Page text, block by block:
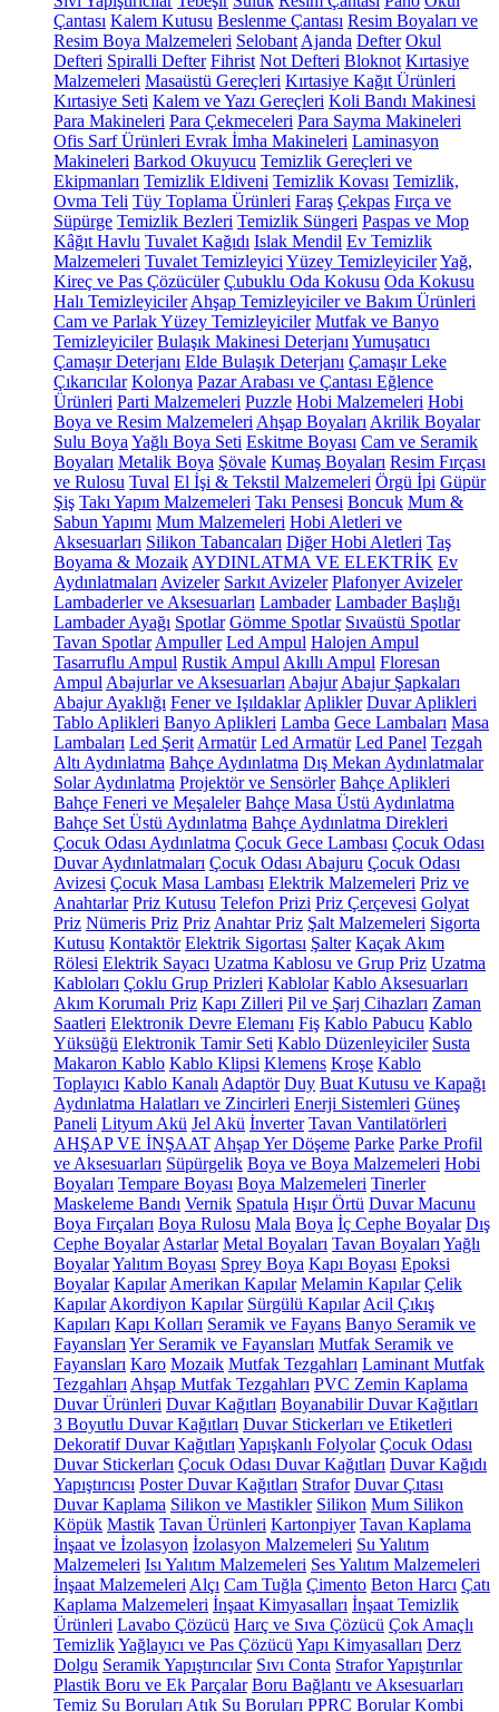
Çantası Kalem Kutusu Beslenme Çantası Resim Boyaları ve
Resim Boya Malzemeleri Selobant Ajanda Defter Okul
Defteri Spiralli Defter Fihrist Not Defteri Bloknot Kırtasiye
Malzemeleri Masaüstü Gereçleri Kırtasiye Kağıt Ürünleri
Kırtasiye Seti Kalem ve Yazı Gereçleri Koli Bandı Makinesi
Para Makineleri Para Çekmeceleri Para Sayma Makineleri
Ofis Sarf Ürünleri Evrak İmha Makineleri Laminasyon
Makineleri Barkod Okuyucu Temizlik Gereçleri ve
Ekipmanları Temizlik Eldiveni Temizlik Kovası Temizlik,
Ovma Teli Tüy Toplama Ürünleri Faraş Çekpas Fırça ve
Süpürge Temizlik Bezleri Temizlik Süngeri Paspas ve Mop
Kâğıt Havlu Tuvalet Kağıdı Islak Mendil Ev Temizlik
Malzemeleri Tuvalet Temizleyici Yüzey TemizleyicilerYağ,
Kireç ve Pas Çözücüler Çubuklu Oda Kokusu Oda Kokusu
Halı Temizleyiciler Ahşap Temizleyiciler ve Bakım Ürünleri
Cam ve Parlak Yüzey Temizleyiciler Mutfak ve Banyo
Temizleyiciler Bulaşık Makinesi Deterjanı Yumuşatıcı
Çamaşır Deterjanı Elde Bulaşık Deterjanı Çamaşır Leke
Çıkarıcılar Kolonya Pazar Arabası ve Çantası Eğlence
Ürünleri Parti Malzemeleri Puzzle Hobi Malzemeleri Hobi
Boya ve Resim Malzemeleri Ahşap Boyaları Akrilik Boyalar
Sulu Boya Yağlı Boya Seti Eskitme Boyası Cam ve Seramik
Boyaları Metalik Boya Şövale Kumaş Boyaları Resim Fırçası
ve Rulosu Tuval El İşi & Tekstil Malzemeleri Örgü İpi Güpür
Şiş Takı Yapım Malzemeleri Takı Pensesi Boncuk Mum &
Sabun Yapımı Mum Malzemeleri Hobi Aletleri ve
Aksesuarları Silikon Tabancaları Diğer Hobi Aletleri Taş
Boyama & Mozaik AYDINLATMA VE ELEKTRİK Ev
Aydınlatmaları Avizeler Sarkıt Avizeler Plafonyer Avizeler
Lambaderler ve Aksesuarları Lambader Lambader Başlığı
Lambader Ayağı Spotlar Gömme Spotlar Sıvaüstü Spotlar
Tavan Spotlar Ampuller Led Ampul Halojen Ampul
Tasarruflu Ampul Rustik Ampul Akıllı Ampul Floresan
Ampul Abajurlar ve Aksesuarları Abajur Abajur Şapkaları
Abajur Ayaklığı Fener ve Işıldaklar Aplikler Duvar Aplikleri
Tablo Aplikleri Banyo Aplikleri Lamba Gece Lambaları Masa
Lambaları Led Şerit Armatür Led Armatür Led Panel Tezgah
Altı Aydınlatma Bahçe Aydınlatma Dış Mekan Aydınlatmalar
Solar Aydınlatma Projektör ve Sensörler Bahçe Aplikleri
Bahçe Feneri ve Meşaleler Bahçe Masa Üstü Aydınlatma
Bahçe Set Üstü Aydınlatma Bahçe Aydınlatma Direkleri
Çocuk Odası Aydınlatma Çocuk Gece Lambası Çocuk Odası
Duvar Aydınlatmaları Çocuk Odası Abajuru Çocuk Odası
Avizesi Çocuk Masa Lambası Elektrik Malzemeleri Priz ve
Anahtarlar Priz Kutusu Telefon Prizi Priz Çerçevesi Golyat
Priz Nümeris Priz Priz Anahtar Priz Şalt Malzemeleri Sigorta
Kutusu Kontaktör Elektrik Sigortası Şalter Kaçak Akım
Rölesi Elektrik Sayacı Uzatma Kablosu ve Grup Priz Uzatma
Kabloları Çoklu Grup Prizleri Kablolar Kablo Aksesuarları
Akım Korumalı Priz Kapı Zilleri Pil ve Şarj Cihazları Zaman
Saatleri Elektronik Devre Elemanı Fiş Kablo Pabucu Kablo
Yüksüğü Elektronik Tamir Seti Kablo Düzenleyiciler Susta
Makaron Kablo Kablo Klipsi Klemens Kroşe Kablo
Toplayıcı Kablo Kanalı Adaptör Duy Buat Kutusu ve Kapağı
Aydınlatma Halatları ve Zincirleri Enerji Sistemleri Güneş
Paneli Lityum Akü Jel Akü İnverter Tavan Vantilatörleri
AHŞAP VE İNŞAAT Ahşap Yer Döşeme Parke Parke Profil
ve Aksesuarları Süpürgelik Boya ve Boya Malzemeleri Hobi
Boyaları Tempare Boyası Boya Malzemeleri Tinerler
Maskeleme Bandı Vernik Spatula Hışır Örtü Duvar Macunu
Boya Fırçaları Boya Rulosu Mala Boya İç Cephe Boyalar Dış
Cephe Boyalar Astarlar Metal Boyaları Tavan Boyaları Yağlı
BoyalarYalıtım Boyası Sprey Boya Kapı Boyası Epoksi
Boyalar Kapılar Amerikan Kapılar Melamin Kapılar Çelik
Kapılar Akordiyon Kapılar Sürgülü Kapılar Acil Çıkış
Kapıları Kapı Kolları Seramik ve Fayans Banyo Seramik ve
Fayansları Yer Seramik ve Fayansları Mutfak Seramik ve
Fayansları Karo Mozaik Mutfak Tezgahları Laminant Mutfak
Tezgahları Ahşap Mutfak Tezgahları PVC Zemin Kaplama
Duvar Ürünleri Duvar Kağıtları Boyanabilir Duvar Kağıtları
3 Boyutlu Duvar Kağıtları Duvar Stickerları ve Etiketleri
Dekoratif Duvar Kağıtları Yapışkanlı Folyolar Çocuk Odası
Duvar Stickerları Çocuk Odası Duvar Kağıtları Duvar Kağıdı
Yapıştırıcısı Poster Duvar Kağıtları Strafor Duvar Çıtası
Duvar Kaplama Silikon ve Mastikler Silikon Mum Silikon
Köpük Mastik Tavan Ürünleri Kartonpiyer Tavan Kaplama
İnşaat ve İzolasyon İzolasyon Malzemeleri Su Yalıtım
Malzemeleri Isı Yalıtım Malzemeleri Ses Yalıtım Malzemeleri
İnşaat Malzemeleri Alçı Cam Tuğla Çimento Beton Harcı Çatı
Kaplama Malzemeleri İnşaat Kimyasalları İnşaat Temizlik
Ürünleri Lavabo Çözücü Harç ve Sıva Çözücü Çok Amaçlı
TemizlikYağlayıcı ve Pas Çözücü Yapı Kimyasalları Derz
Dolgu Seramik Yapıştırıcılar Sıvı Conta Strafor Yapıştırılar
Plastik Boru ve Ek Parçalar Boru Bağlantı ve Aksesuarları
Temiz Su Boruları Atık Su Boruları PPRC Borular Kombi